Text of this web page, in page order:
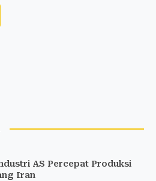
AS Percepat Produksi
Iran